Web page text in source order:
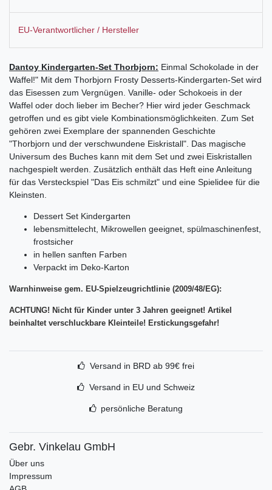
EU-Verantwortlicher / Hersteller
Dantoy Kindergarten-Set Thorbjorn: Einmal Schokolade in der
Waffel!" Mit dem Thorbjorn Frosty Desserts-Kindergarten-Set wird
das Eisessen zum Vergnügen. Vanille- oder Schokoeis in der
Waffel oder doch lieber im Becher? Hier wird jeder Geschmack
getroffen und es gibt viele Kombinationsmöglichkeiten. Zum Set
gehören zwei Exemplare der spannenden Geschichte
"Thorbjorn und der verschwundene Eiskristall". Das magische
Universum des Buches kann mit dem Set und zwei Eiskristallen
nachgespielt werden. Zusätzlich enthält das Heft eine Anleitung
für das Versteckspiel "Das Eis schmilzt" und eine Spielidee für die
Kleinsten.
Dessert Set Kindergarten
lebensmittelecht, Mikrowellen geeignet, spülmaschinenfest,
frostsicher
in hellen sanften Farben
Verpackt im Deko-Karton
Warnhinweise gem. EU-Spielzeugrichtlinie (2009/48/EG):
ACHTUNG! Nicht für Kinder unter 3 Jahren geeignet! Artikel
beinhaltet verschluckbare Kleinteile! Erstickungsgefahr!
Versand in BRD ab 99€ frei
Versand in EU und Schweiz
persönliche Beratung
Gebr. Vinkelau GmbH
Über uns
Impressum